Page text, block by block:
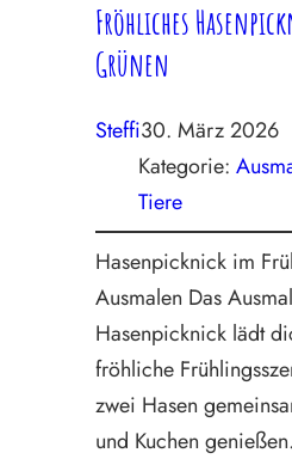
Fröhliches
Grünen
Steffi30. März 2026
Kategorie:
Tiere
Hasenpicknick im
Ausmalen Das
Hasenpicknick lädt
fröhliche
zwei Hasen
und Kuchen